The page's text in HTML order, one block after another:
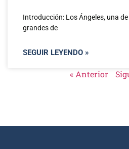
Introducción: Los Ángeles, una
grandes de
SEGUIR LEYENDO »
« Anterior